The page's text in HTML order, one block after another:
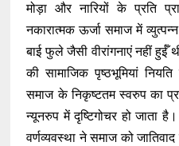
मोड़ा और नारियों के प्रति
नकारात्मक ऊर्जा समाज में
बाई फुले जैसी वीरांगनाएं नहीं हुईँ
की सामाजिक पृष्ठभूमियां
समाज के निकृष्टतम स्वरुप का
न्यूनरुप में दृष्टिगोचर हो
वर्णव्यवस्था ने समाज को